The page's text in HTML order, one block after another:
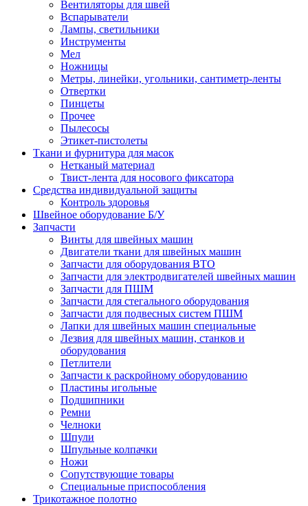
Вентиляторы для швей
Вспарыватели
Лампы, светильники
Инструменты
Мел
Ножницы
Метры, линейки, угольники, сантиметр-ленты
Отвертки
Пинцеты
Прочее
Пылесосы
Этикет-пистолеты
Ткани и фурнитура для масок
Нетканый материал
Твист-лента для носового фиксатора
Средства индивидуальной защиты
Контроль здоровья
Швейное оборудование Б/У
Запчасти
Винты для швейных машин
Двигатели ткани для швейных машин
Запчасти для оборудования ВТО
Запчасти для электродвигателей швейных машин
Запчасти для ПШМ
Запчасти для стегального оборудования
Запчасти для подвесных систем ПШМ
Лапки для швейных машин специальные
Лезвия для швейных машин, станков и
оборудования
Петлители
Запчасти к раскройному оборудованию
Пластины игольные
Подшипники
Ремни
Челноки
Шпули
Шпульные колпачки
Ножи
Сопутствующие товары
Специальные приспособления
Трикотажное полотно